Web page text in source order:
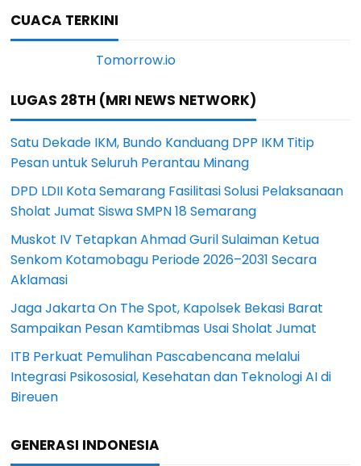
CUACA TERKINI
LUGAS 28TH (MRI NEWS NETWORK)
Satu Dekade IKM, Bundo Kanduang DPP IKM Titip
Pesan untuk Seluruh Perantau Minang
DPD LDII Kota Semarang Fasilitasi Solusi Pelaksanaan
Sholat Jumat Siswa SMPN 18 Semarang
Muskot IV Tetapkan Ahmad Guril Sulaiman Ketua
Senkom Kotamobagu Periode 2026–2031 Secara
Aklamasi
Jaga Jakarta On The Spot, Kapolsek Bekasi Barat
Sampaikan Pesan Kamtibmas Usai Sholat Jumat
ITB Perkuat Pemulihan Pascabencana melalui
Integrasi Psikososial, Kesehatan dan Teknologi AI di
Bireuen
GENERASI INDONESIA